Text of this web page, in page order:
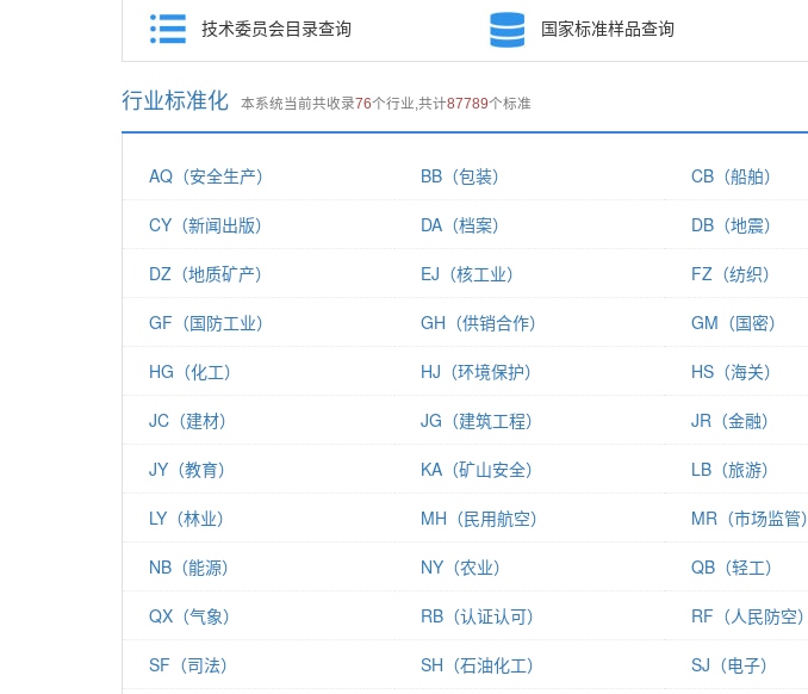
技术委员会目录查询 国家标准样品查询
行业标准化 本系统当前共收录76个行业,共计87789个标准
AQ（安全生产） BB（包装） CB（船舶）
CY（新闻出版） DA（档案） DB（地震）
DZ（地质矿产） EJ（核工业） FZ（纺织）
GF（国防工业） GH（供销合作） GM（国密）
HG（化工） HJ（环境保护） HS（海关）
JC（建材） JG（建筑工程） JR（金融）
JY（教育） KA（矿山安全） LB（旅游）
LY（林业） MH（民用航空） MR（市场监管）
NB（能源） NY（农业） QB（轻工）
QX（气象） RB（认证认可） RF（人民防空）
SF（司法） SH（石油化工） SJ（电子）